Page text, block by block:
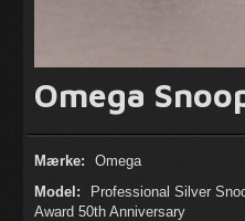
Omega
Mærke:
Omega
Model:
Professional Silver
Award 50th Anniversary